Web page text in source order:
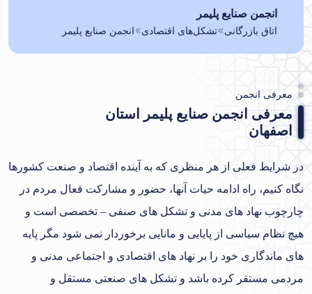
انجمن صنایع پلیمر
اتاق بازرگانی تشکل‌های اقتصادی انجمن صنایع پلیمر
معرفی انجمن
معرفی انجمن صنایع پلیمر استان
اصفهان
در شرایط فعلی از هر منظری که به آینده اقتصاد و صنعت کشورها
نگاه کنیم، راه ادامه حیات آنها، حضور و مشارکت فعال مردم در
چارچوب نهاد های مدنی و تشکل های صنفی – تخصصی است و
هیچ نظام سیاسی از پایایی و مانایی برخوردار نمی شود مگر پایه
های ماندگاری خود را بر نهاد های اقتصادی و اجتماعی مدنی و
مردمی مستقر کرده باشد و تشکل های صنعتی مستقل و